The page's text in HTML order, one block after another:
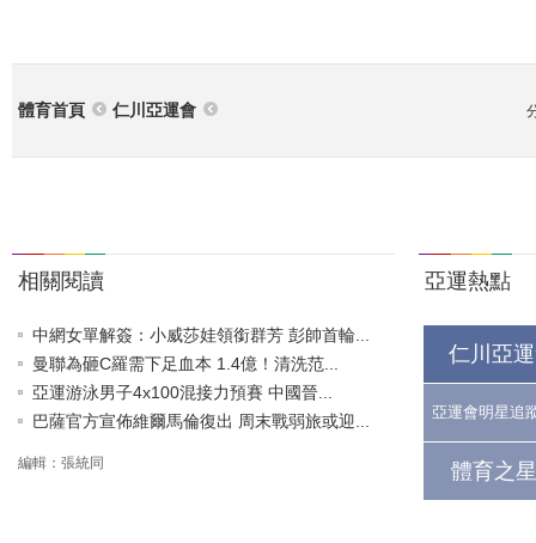
體育首頁 仁川亞運會
相關閱讀
中網女單解簽：小威莎娃領銜群芳 彭帥首輪...
曼聯為砸C羅需下足血本 1.4億！清洗范...
亞運游泳男子4x100混接力預賽 中國晉...
巴薩官方宣佈維爾馬倫復出 周末戰弱旅或迎...
編輯：張統同
亞運熱點
仁川亞
亞運會明星追
體育之